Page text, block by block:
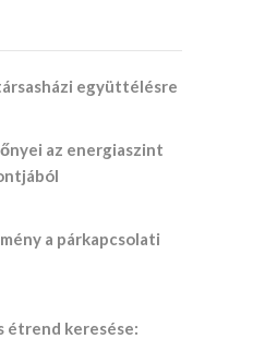
együttélésre
az energiaszint
a párkapcsolati
étrend keresése: